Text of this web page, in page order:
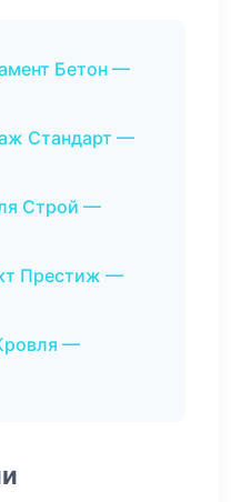
Бетон —
Стандарт —
Строй —
Престиж —
—